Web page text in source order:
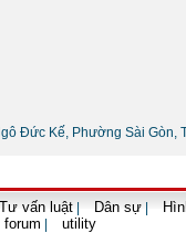
Đức Kế, Phường Sài Gòn,
Tư vấn luật Dân sự
forum utility